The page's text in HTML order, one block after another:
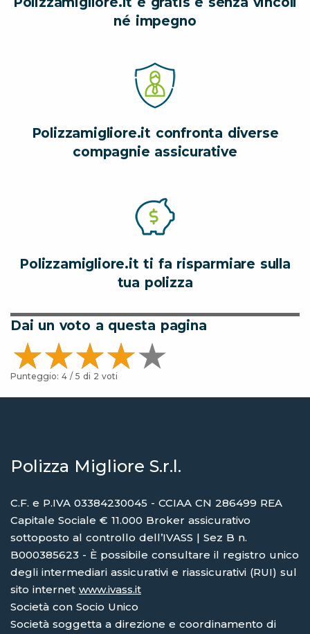
né impegno
Polizzamigliore.it confronta diverse
compagnie assicurative
Polizzamigliore.it ti fa risparmiare sulla
tua polizza
Dai un voto a questa pagina
Punteggio: 4 / 5 di 2 voti
Polizza Migliore S.r.l.
C.F. e P.IVA 03384230045 - CCIAA CN 286499 REA
Capitale Sociale € 11.000 Broker assicurativo
sottoposto al controllo dell’IVASS | Sez B n.
B000385623 - È possibile consultare il registro unico
degli intermediari assicurativi e riassicurativi (RUI) sul
sito internet www.ivass.it
Società con Socio Unico
Società soggetta a direzione e coordinamento di